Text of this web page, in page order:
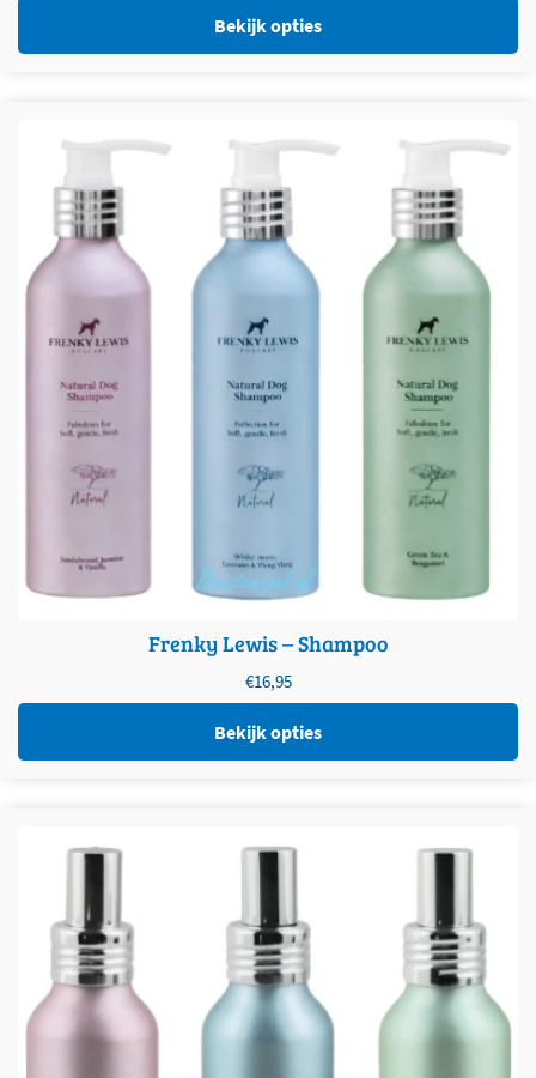
Bekijk opties
Frenky Lewis – Shampoo
€16,95
Bekijk opties
gekozen worden op de productpagina
gekozen worden op de productpagina